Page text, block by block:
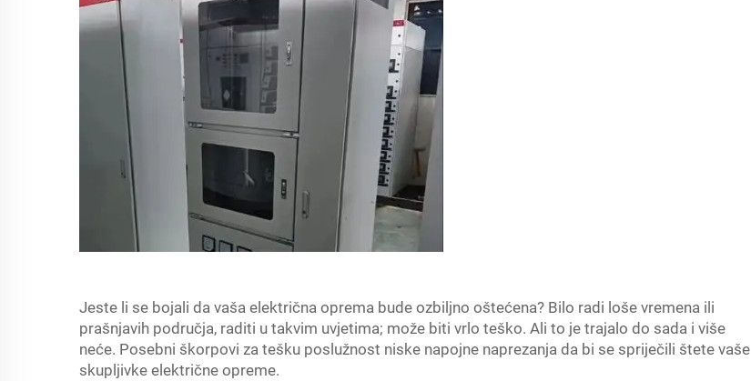
Jeste li se bojali da vaša električna oprema bude ozbiljno oštećena? Bilo radi loše vremena ili
prašnjavih područja, raditi u takvim uvjetima; može biti vrlo teško. Ali to je trajalo do sada i više
neće. Posebni škorpovi za tešku poslužnost niske napojne naprezanja da bi se spriječili štete vaše
skupljivke električne opreme.